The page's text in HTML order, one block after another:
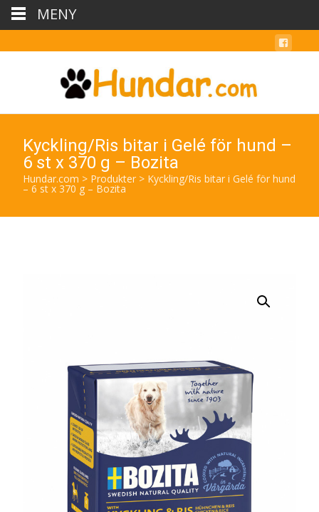
Kyckling/Ris bitar i Gelé för hund –
6 st x 370 g – Bozita
Hundar.com > Produkter > Kyckling/Ris bitar i Gelé för hund
– 6 st x 370 g – Bozita
MENY